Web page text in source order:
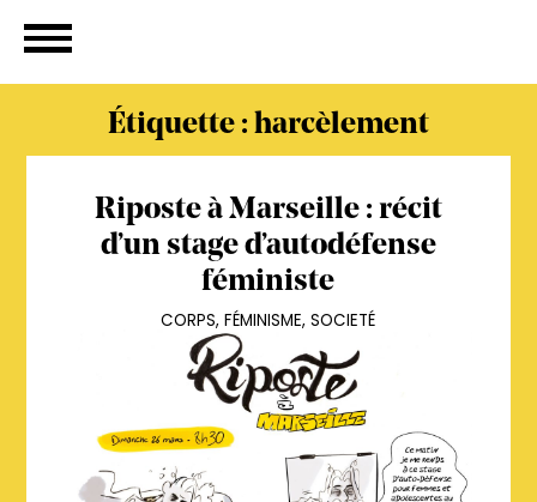
Étiquette : harcèlement
Riposte à Marseille : récit
d’un stage d’autodéfense
féministe
CORPS,FÉMINISME,SOCIETÉ